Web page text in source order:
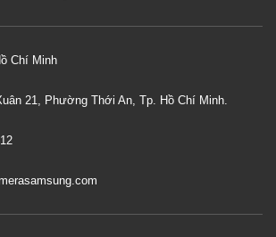
Chí Minh
21, Phường Thới An, Tp. Hồ Chí Minh.